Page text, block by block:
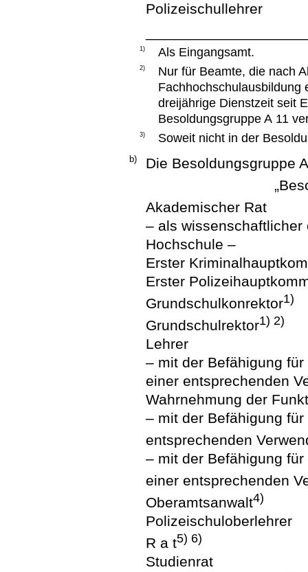
Polizeischullehrer
1) Als Eingangsamt.
2)
Nur für Beamte, die nach
Fachhochschulausbildung
dreijährige Dienstzeit seit
Besoldungsgruppe A 11
3) Soweit nicht in der
b)
Die Besoldungsgruppe
Akademischer Rat
– als
Hochschule –
Erster
Erster
Grundschulkonrektor1)
Grundschulrektor1) 2)
Lehrer
– mit der Befähigung
einer entsprechenden
Wahrnehmung der
– mit der Befähigung
entsprechenden
– mit der Befähigung
einer entsprechenden
Oberamtsanwalt4)
Polizeischuloberlehrer
R a t5) 6)
Studienrat